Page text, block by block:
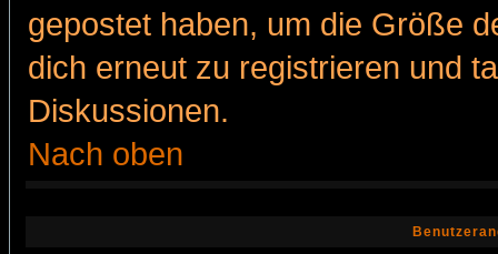
gepostet haben, um die Größe
dich erneut zu registrieren und
Diskussionen.
Nach oben